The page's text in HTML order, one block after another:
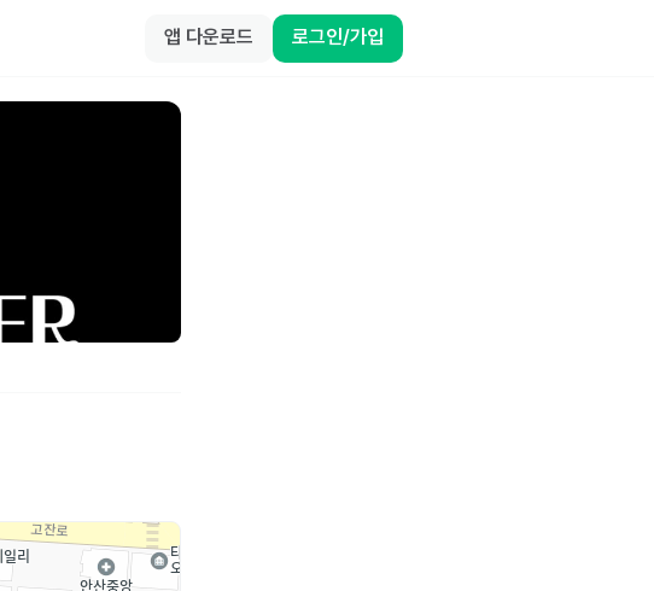
앱 다운로드 로그인/가입